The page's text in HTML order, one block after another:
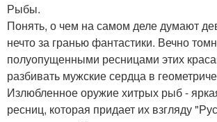
Рыбы.
Понять, о чем на самом деле думают
нечто за гранью фантастики. Вечно
полуопущенными ресницами этих
разбивать мужские сердца в
Излюбленное оружие хитрых рыб -
ресниц, которая придает их взгляду